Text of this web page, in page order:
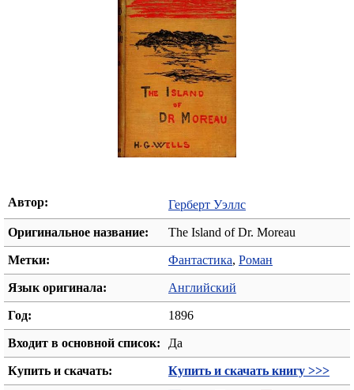
Автор: Герберт Уэллс
Оригинальное название: The Island of Dr. Moreau
Метки: Фантастика, Роман
Язык оригинала: Английский
Год: 1896
Входит в основной список: Да
Купить и скачать: Купить и скачать книгу >>>